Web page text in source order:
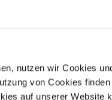
nutzen wir Cookies
von Cookies
auf unserer Website
studio